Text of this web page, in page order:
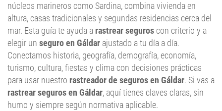
núcleos marineros como Sardina, combina vivienda en
altura, casas tradicionales y segundas residencias cerca del
mar. Esta guía te ayuda a rastrear seguros con criterio y a
elegir un seguro en Gáldar ajustado a tu día a día.
Conectamos historia, geografía, demografía, economía,
turismo, cultura, fiestas y clima con decisiones prácticas
para usar nuestro rastreador de seguros en Gáldar. Si vas a
rastrear seguros en Gáldar, aquí tienes claves claras, sin
humo y siempre según normativa aplicable.